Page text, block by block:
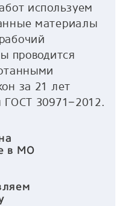
используем
материалы
проводится
за 21 лет
30971−2012.
в МО